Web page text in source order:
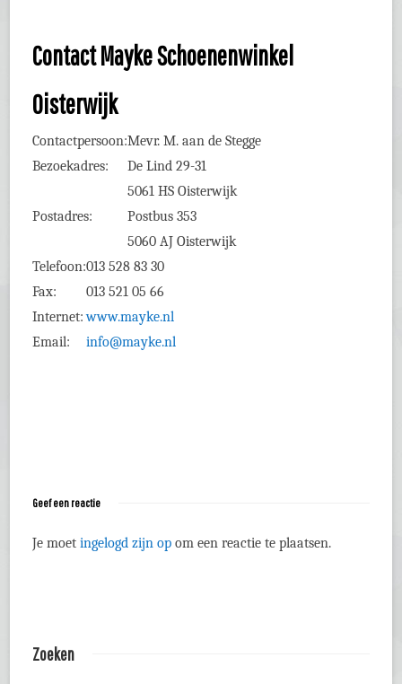
Contact Mayke Schoenenwinkel
Oisterwijk
Contactpersoon:Mevr. M. aan de Stegge
Bezoekadres:
De Lind 29-31
5061 HS Oisterwijk
Postadres:
Postbus 353
5060 AJ Oisterwijk
Telefoon:013 528 83 30
Fax:
013 521 05 66
Internet: www.mayke.nl
Email:
info@mayke.nl
Geef een reactie
Je moetingelogd zijn op om een reactie te plaatsen.
Zoeken